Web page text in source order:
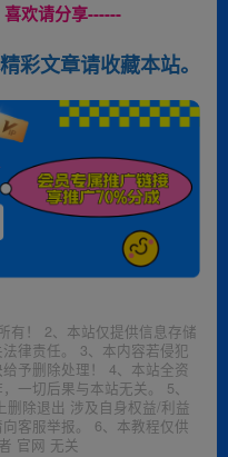
欢请分享------
彩文章请收藏本站。
有！ 2、本站仅提供信息存储
律责任。 3、本内容若侵犯
予删除处理！ 4、本站全资
一切后果与本站无关。 5、
删除退出 涉及自身权益/利益
客服举报。 6、本教程仅供
官网 无关